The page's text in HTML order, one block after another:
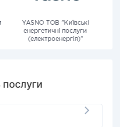
YASNO ТОВ "Київські
енергетичні послуги
(електроенергія)"